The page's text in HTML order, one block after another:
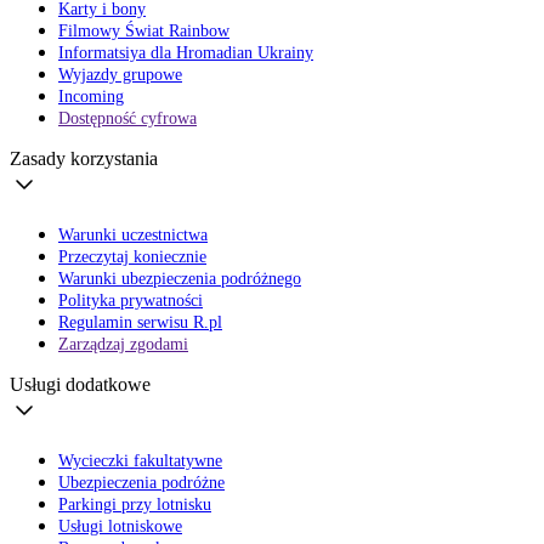
Karty i bony
Filmowy Świat Rainbow
Informatsiya dla Hromadian Ukrainy
Wyjazdy grupowe
Incoming
Dostępność cyfrowa
Zasady korzystania
Warunki uczestnictwa
Przeczytaj koniecznie
Warunki ubezpieczenia podróżnego
Polityka prywatności
Regulamin serwisu R.pl
Zarządzaj zgodami
Usługi dodatkowe
Wycieczki fakultatywne
Ubezpieczenia podróżne
Parkingi przy lotnisku
Usługi lotniskowe